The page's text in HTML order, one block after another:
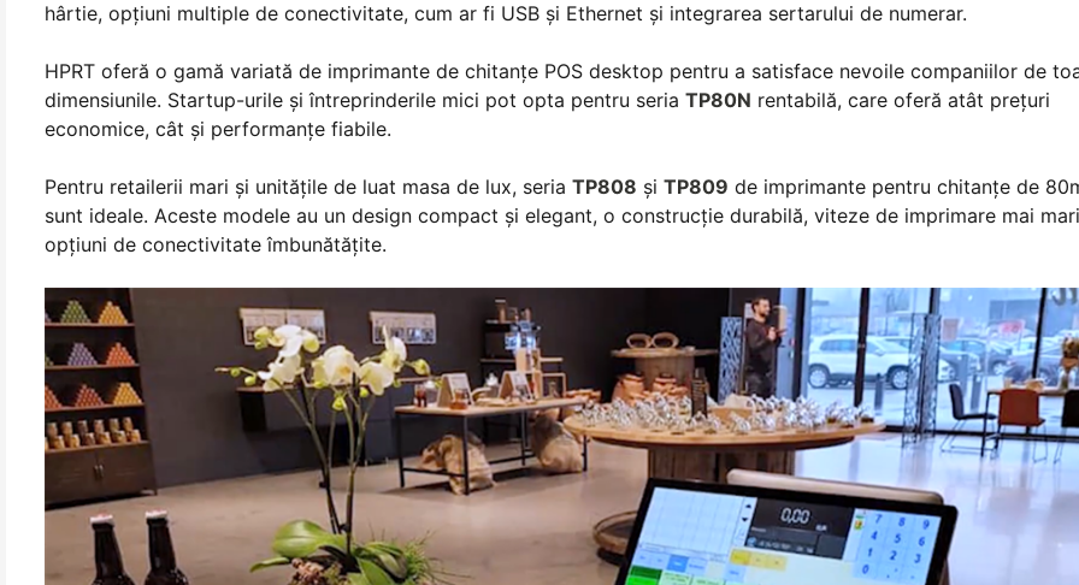
hârtie, opțiuni multiple de conectivitate, cum ar fi USB și Ethernet și integrarea sertarului de numerar.
HPRT oferă o gamă variată de imprimante de chitanțe POS desktop pentru a satisface nevoile companiilor de
dimensiunile. Startup-urile și întreprinderile mici pot opta pentru seria TP80N rentabilă, care oferă atât prețuri
economice, cât și performanțe fiabile.
Pentru retailerii mari și unitățile de luat masa de lux, seria TP808 și TP809 de imprimante pentru chitanțe de
sunt ideale. Aceste modele au un design compact şi elegant, o construcţie durabilă, viteze de imprimare mai
opţiuni de conectivitate îmbunătăţite.